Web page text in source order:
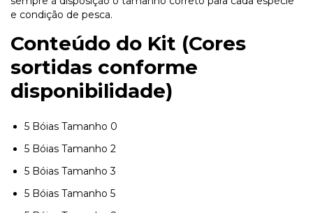
e condição de pesca.
Conteúdo do Kit (Cores
sortidas conforme
disponibilidade)
5 Bóias Tamanho 0
5 Bóias Tamanho 2
5 Bóias Tamanho 3
5 Bóias Tamanho 5